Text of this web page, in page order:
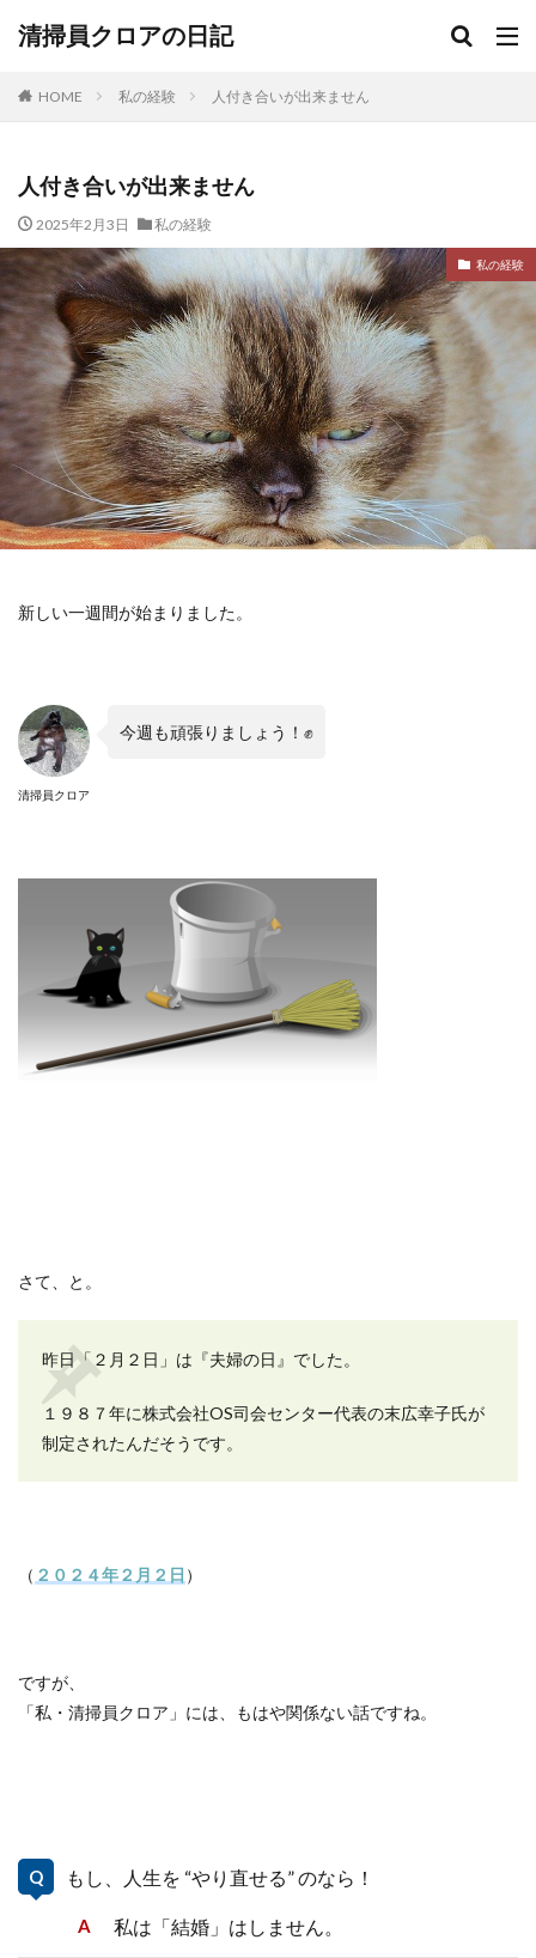
清掃員クロアの日記
HOME 私の経験 人付き合いが出来ません
人付き合いが出来ません
2025年2月3日 私の経験
私の経験
新しい一週間が始まりました。
清掃員クロア
今週も頑張りましょう！✊
さて、と。
昨日「２月２日」は『夫婦の日』でした。
１９８７年に株式会社OS司会センター代表の末広幸子氏が
制定されたんだそうです。
（ ２０２４年２月２日 ）
ですが、
「私・清掃員クロア」には、もはや関係ない話ですね。
もし、人生を “やり直せる” のなら！
私は「結婚」はしません。